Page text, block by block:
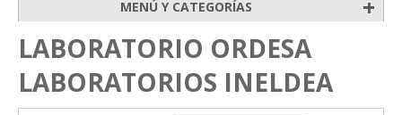
MENÚ Y CATEGORÍAS +
LABORATORIO ORDESA
LABORATORIOS INELDEA